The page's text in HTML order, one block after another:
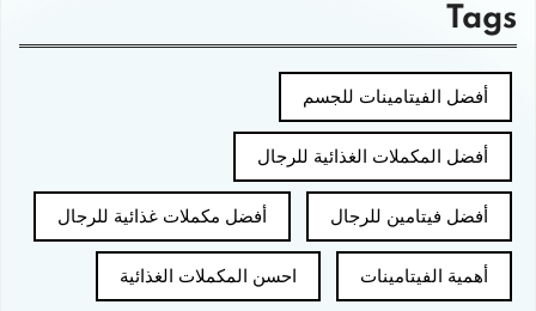
Tags
أفضل الفيتامينات للجسم
أفضل المكملات الغذائية للرجال
أفضل فيتامين للرجال أفضل مكملات غذائية للرجال
أهمية الفيتامينات احسن المكملات الغذائية